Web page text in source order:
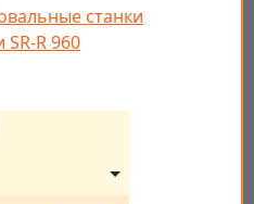
станки
SR-R 960